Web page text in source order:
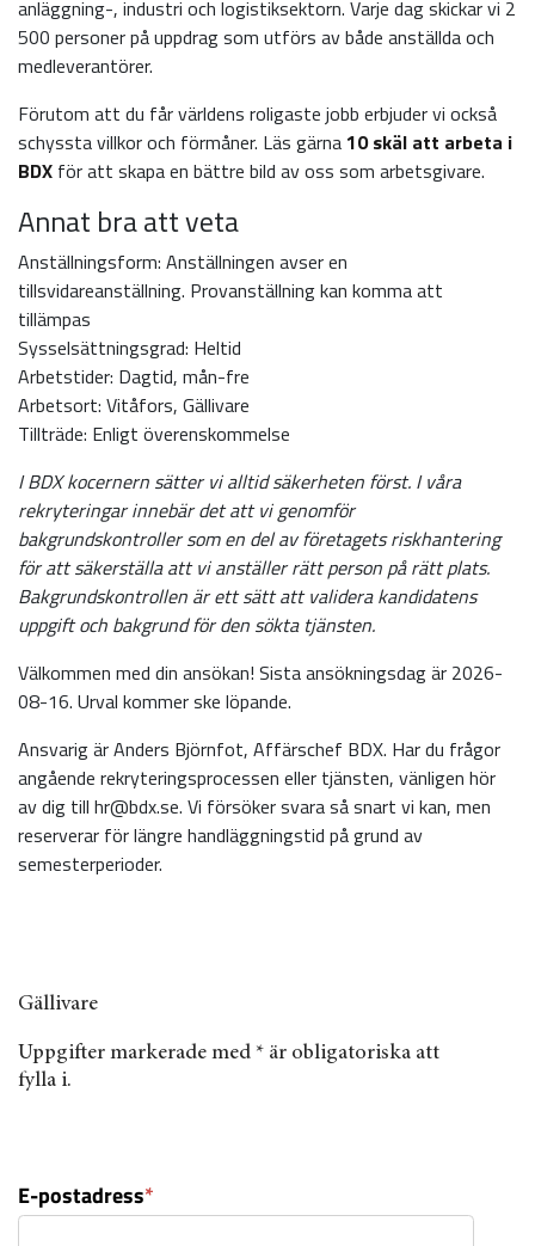
anläggning-, industri och logistiksektorn. Varje dag skickar vi 2
500 personer på uppdrag som utförs av både anställda och
medleverantörer.
Förutom att du får världens roligaste jobb erbjuder vi också
schyssta villkor och förmåner. Läs gärna10 skäl att arbeta i
BDX för att skapa en bättre bild av oss som arbetsgivare.
Annat bra att veta
Anställningsform: Anställningen avser en
tillsvidareanställning. Provanställning kan komma att
tillämpas
Sysselsättningsgrad: Heltid
Arbetstider: Dagtid, mån-fre
Arbetsort: Vitåfors, Gällivare
Tillträde: Enligt överenskommelse
I BDX kocernern sätter vi alltid säkerheten först. I våra
rekryteringar innebär det att vi genomför
bakgrundskontroller som en del av företagets riskhantering
för att säkerställa att vi anställer rätt person på rätt plats.
Bakgrundskontrollen är ett sätt att validera kandidatens
uppgift och bakgrund för den sökta tjänsten.
Välkommen med din ansökan! Sista ansökningsdag är 2026-
08-16. Urval kommer ske löpande.
Ansvarig är Anders Björnfot, Affärschef BDX. Har du frågor
angående rekryteringsprocessen eller tjänsten, vänligen hör
av dig till hr@bdx.se. Vi försöker svara så snart vi kan, men
reserverar för längre handläggningstid på grund av
semesterperioder.